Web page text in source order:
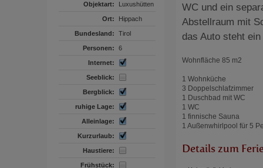
Objektart: Luxushütten
Ort: Hippach
Bundesland: Tirol
Personen: 6
Internet:
Seeblick:
Bergblick:
ruhige Lage:
Alleinlage:
Kurzurlaub:
Haustiere:
Frühstück:
WC und ein
Abstellraum mit
das Auto steht
Wohnfläche 85 m2
1 Wohnküche
3 Doppelschlafzimmer
1 Duschbad mit WC
1 WC
1 finnische Sauna
1 Außenwhirlpool für 5
Details zum